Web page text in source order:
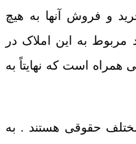
و فروش آنها به هیچ
به این املاک در
همراه است که نهایتاً به
حقوقی هستند . به